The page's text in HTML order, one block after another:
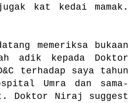
kat kedai mamak.
memeriksa bukaan
adik kepada Doktor
terhadap saya tahun
Umra dan sama-
Doktor Niraj suggest